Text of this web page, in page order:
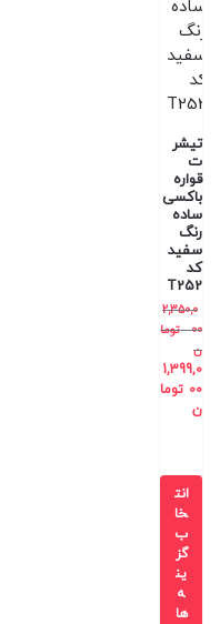
تیشر
ت
قواره
باکسی
ساده
رنگ
سفید
کد
T252
2,350,0
00
توما
ن
1,399,0
00 توما
ن
انت
خا
ب
گز
ین
ه
ها